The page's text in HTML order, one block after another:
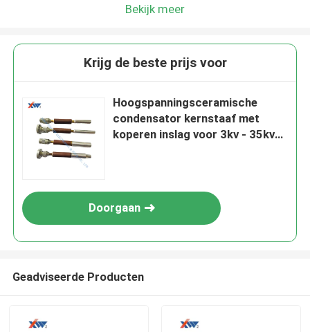
Bekijk meer
Krijg de beste prijs voor
Hoogspanningsceramische
condensator kernstaaf met
koperen inslag voor 3kv - 35kv
Doorgaan
Geadviseerde Producten